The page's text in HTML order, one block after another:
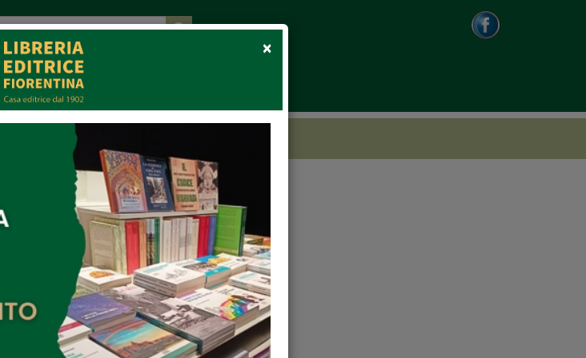
×Close
COLLABORAZIONI
Uniti per la pace
Maria Rosa Ronzoni
Libreria Editrice Fiorentina
Collana:
Arte, scienza e tecnica
Pagine:
9788865002445